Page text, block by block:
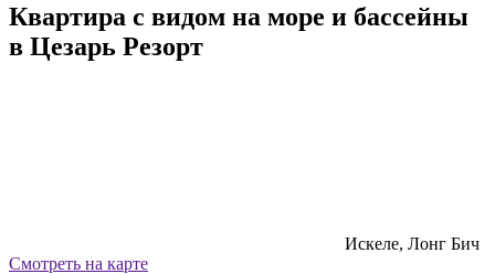
Квартира с видом на море и бассейны
в Цезарь Резорт
Искеле, Лонг Бич
Смотреть на карте